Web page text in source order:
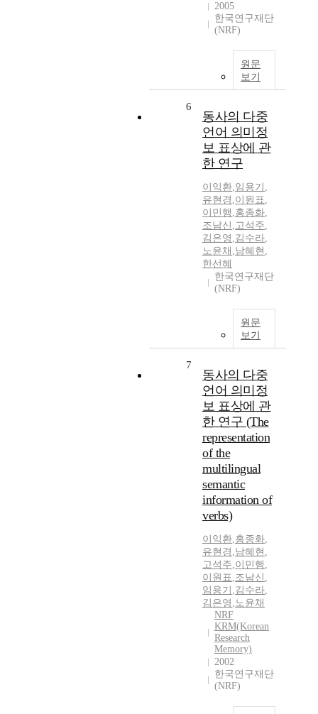
2005
한국연구재단
(NRF)
원문
보기
6
동사의 다중
언어 의미정
보 표상에 관
한 연구
이익환,임용기 ,
유현경 ,이원표,
이민행 ,홍종화,
조남신 ,고석주,
김은영 ,김수라,
노윤채 ,남혜현 ,
한선혜
한국연구재단
(NRF)
원문
보기
7
동사의 다중
언어 의미정
보 표상에 관
한 연구 (The
representation
of the
multilingual
semantic
information of
verbs)
이익환,홍종화,
유현경 ,남혜현 ,
고석주,이민행 ,
이원표,조남신 ,
임용기 ,김수라,
김은영 ,노윤채
NRF
KRM(Korean
Research
Memory)
2002
한국연구재단
(NRF)